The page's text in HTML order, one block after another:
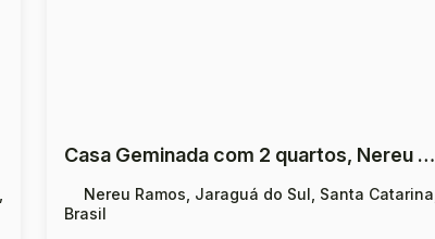
Casa Geminada com 2 quartos, Nereu Ramos - Jaraguá do Sul
Nereu Ramos, Jaraguá do Sul, Santa Catarina,
Brasil